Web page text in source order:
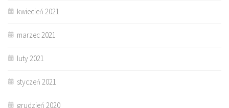
kwiecień 2021
marzec 2021
luty 2021
styczeń 2021
grudzień 2020